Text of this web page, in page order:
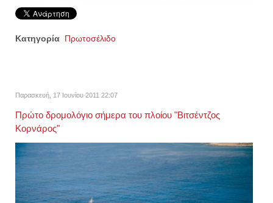
Κατηγορία Πρωτοσέλιδο
Παρασκευή, 17 Ιουνίου 2011 22:07
Πρώτο δρομολόγιο σήμερα του πλοίου "Βιτσέντζος
Κορνάρος"